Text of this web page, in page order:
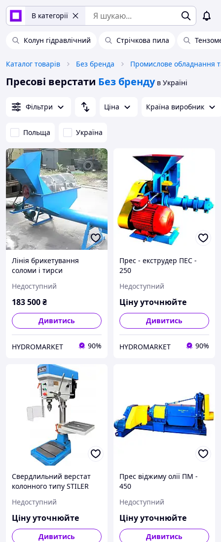
В категорії
Колун гідравлічний Стрічкова пила
Каталог товарів Без бренда
Пресові верстати Без бренду в Україні
Фільтри Ціна Країна виробник
Польща Україна
Лінія брикетування
соломи і тирси
Недоступний
183 500₴
Дивитись
HYDROMARKET 90%
Прес - екструдер ПЕС -
250
Недоступний
Ціну уточнюйте
Дивитись
HYDROMARKET 90%
Свердлильний верстат
колонного типу STILER
Недоступний
Ціну уточнюйте
Дивитись
Прес віджиму олії ПМ -
450
Недоступний
Ціну уточнюйте
Дивитись